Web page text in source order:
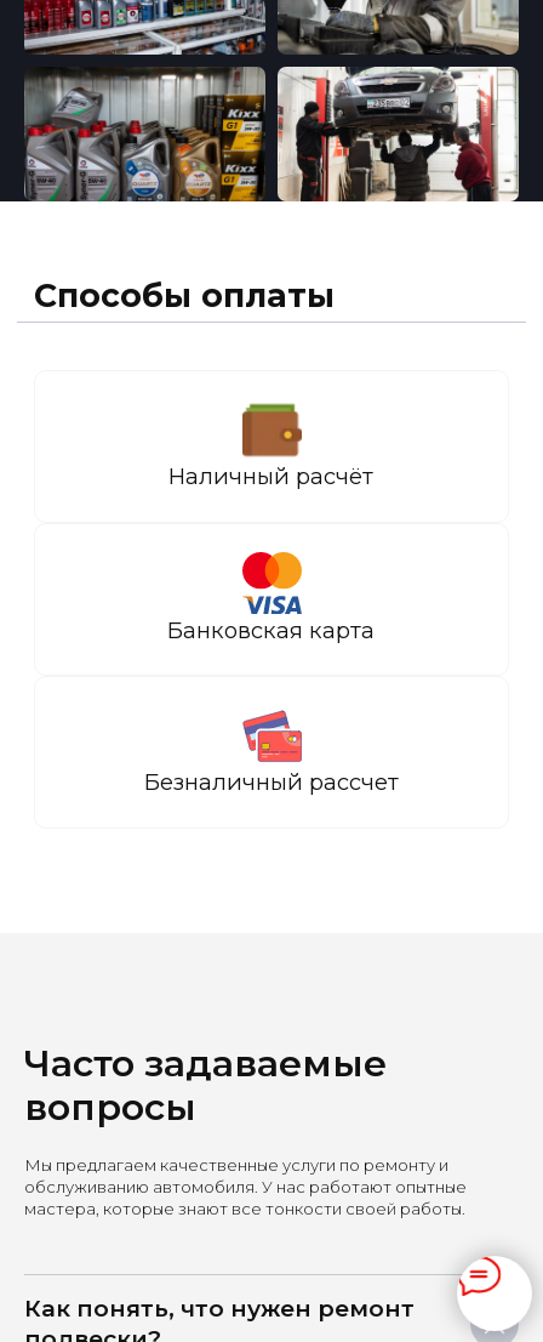
Часто задаваемые
вопросы
Мы предлагаем качественные услуги по ремонту и
обслуживанию автомобиля. У нас работают опытные
мастера, которые знают все тонкости своей работы.
Как понять, что нужен ремонт